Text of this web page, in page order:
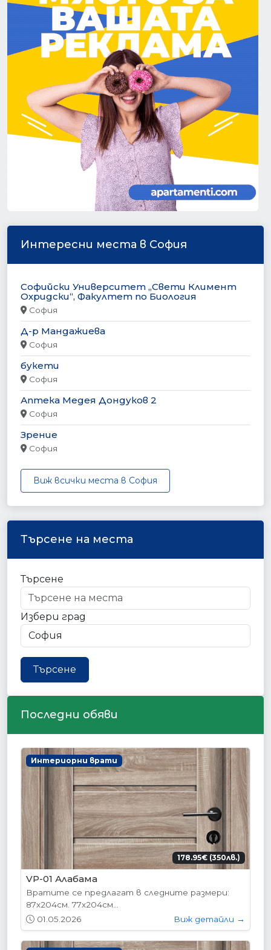
Интересни места в София
Софийски Университет „Свети Климент
Охридски“, Факултет по Биология
София
Д-р Мандажиева
София
букети
София
Аптека Медея Дондуков 2
София
Зрение
София
Виж всички места в София
Търсене на места
Търсене
Избери град
Търсене
Последни обяви
Интериорни врати
178.95€ (350лв.)
VP-01 Алабама
Вратите се предлагат в следните размери:
87х204см. 77х204см...
01.05.2026
Виж детайли →